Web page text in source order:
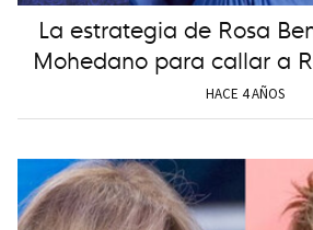
La estrategia de Rosa
Mohedano para callar a
HACE 4 AÑOS